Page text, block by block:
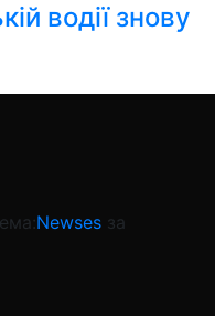
водії знову
Newses за